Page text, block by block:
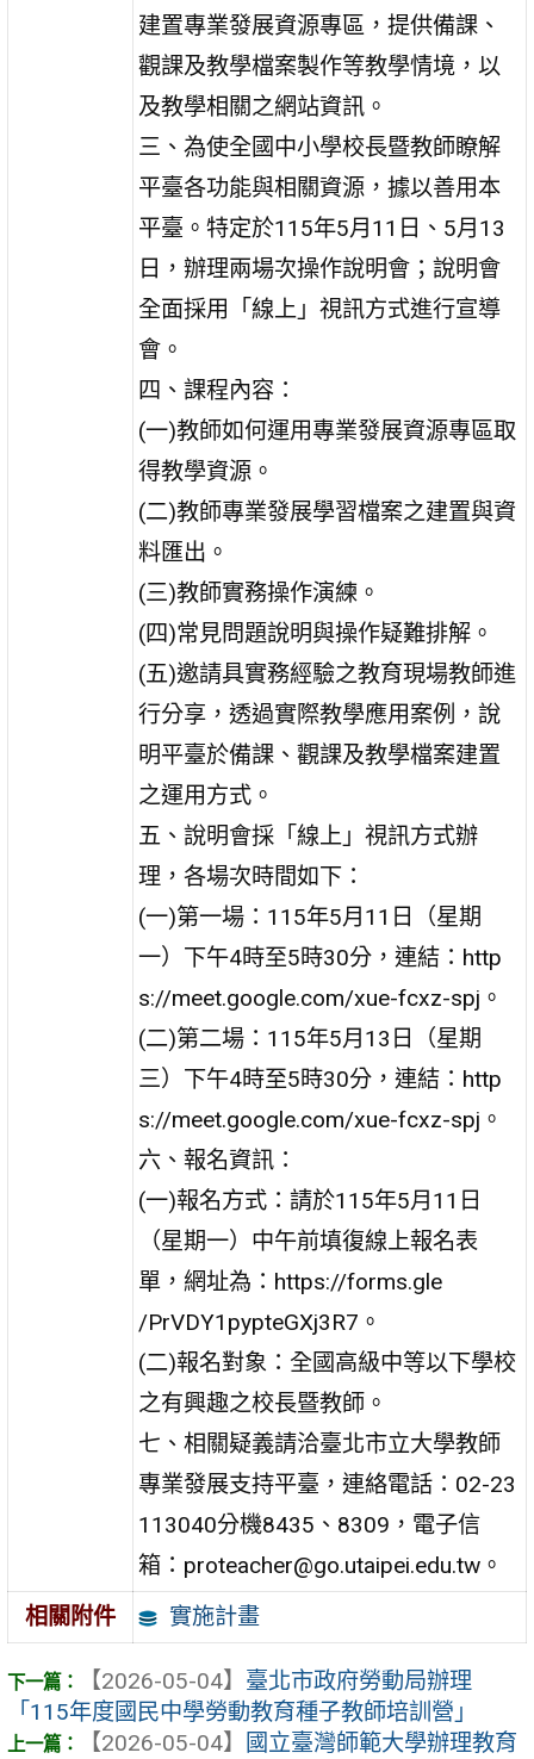
建置專業發展資源專區，提供備課、
觀課及教學檔案製作等教學情境，以
及教學相關之網站資訊。
三、為使全國中小學校長暨教師瞭解
平臺各功能與相關資源，據以善用本
平臺。特定於115年5月11日、5月13
日，辦理兩場次操作說明會；說明會
全面採用「線上」視訊方式進行宣導
會。
四、課程內容：
(一)教師如何運用專業發展資源專區取
得教學資源。
(二)教師專業發展學習檔案之建置與資
料匯出。
(三)教師實務操作演練。
(四)常見問題說明與操作疑難排解。
(五)邀請具實務經驗之教育現場教師進
行分享，透過實際教學應用案例，說
明平臺於備課、觀課及教學檔案建置
之運用方式。
五、說明會採「線上」視訊方式辦
理，各場次時間如下：
(一)第一場：115年5月11日（星期
一）下午4時至5時30分，連結：http
s://meet.google.com/xue-fcxz-spj。
(二)第二場：115年5月13日（星期
三）下午4時至5時30分，連結：http
s://meet.google.com/xue-fcxz-spj。
六、報名資訊：
(一)報名方式：請於115年5月11日
（星期一）中午前填復線上報名表
單，網址為：https://forms.gle
/PrVDY1pypteGXj3R7。
(二)報名對象：全國高級中等以下學校
之有興趣之校長暨教師。
七、相關疑義請洽臺北市立大學教師
專業發展支持平臺，連絡電話：02-23
113040分機8435、8309，電子信
箱：proteacher@go.utaipei.edu.tw。
相關附件
實施計畫
【2026-05-04】 臺北市政府勞動局辦理
「115年度國民中學勞動教育種子教師培訓營」
【2026-05-04】
國立臺灣師範大學辦理教育